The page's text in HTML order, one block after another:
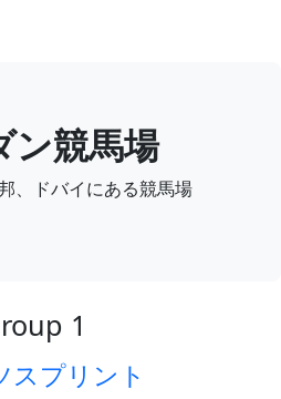
ン競馬場
、ドバイにある競馬場
1
スプリント